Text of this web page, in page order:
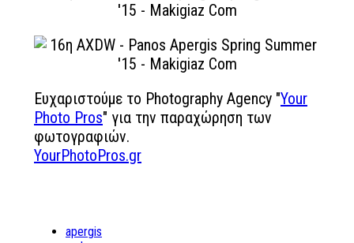
Ευχαριστούμε το Photography Agency "Your
Photo Pros" για την παραχώρηση των
φωτογραφιών.
YourPhotoPros.gr
apergis